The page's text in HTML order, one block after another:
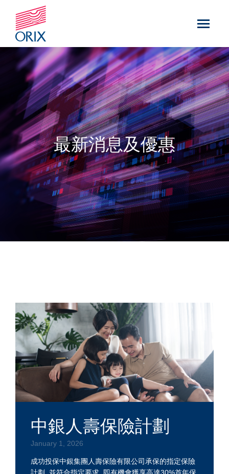
最新消息及優惠
中銀人壽保險計劃
January 1, 2026
成功投保中銀集團人壽保險有限公司承保的指定保險